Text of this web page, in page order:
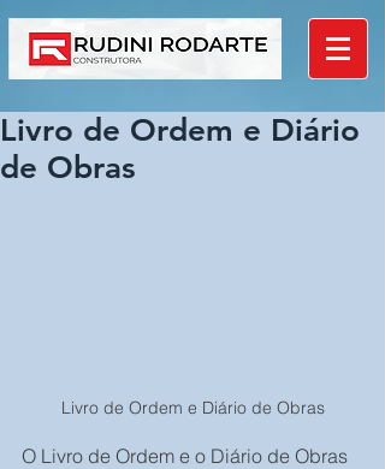
Livro de Ordem e Diário
de Obras
Livro de Ordem e Diário de Obras
O Livro de Ordem e o Diário de Obras